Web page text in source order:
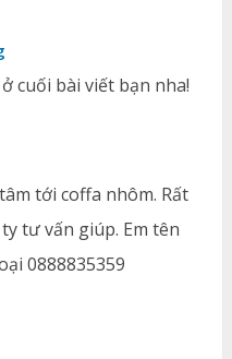
cuối bài viết bạn nha!
tới coffa nhôm. Rất
tư vấn giúp. Em tên
0888835359